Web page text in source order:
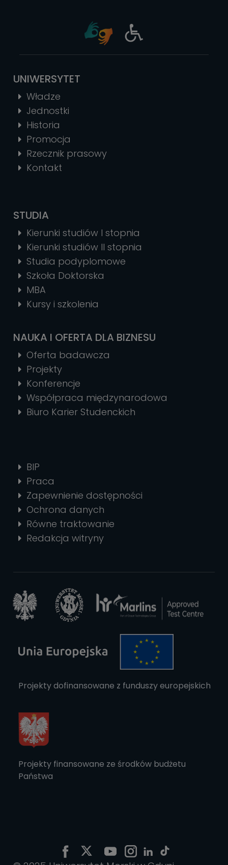
UNIWERSYTET
Władze
Jednostki
Historia
Promocja
Rzecznik prasowy
Kontakt
STUDIA
Kierunki studiów I stopnia
Kierunki studiów II stopnia
Studia podyplomowe
Szkoła Doktorska
MBA
Kursy i szkolenia
NAUKA I OFERTA DLA BIZNESU
Oferta badawcza
Projekty
Konferencje
Współpraca międzynarodowa
Biuro Karier Studenckich
BIP
Praca
Zapewnienie dostępności
Ochrona danych
Równe traktowanie
Redakcja witryny
Projekty dofinansowane z funduszy europejskich
Projekty finansowane ze środków budżetu
Państwa